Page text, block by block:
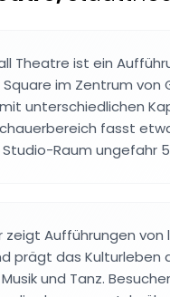
Theatre ist ein
im Zentrum von
unterschiedlichen
fasst
Studio-Raum ungefahr
zeigt Aufführungen
prägt das Kulturleben
und Tanz.